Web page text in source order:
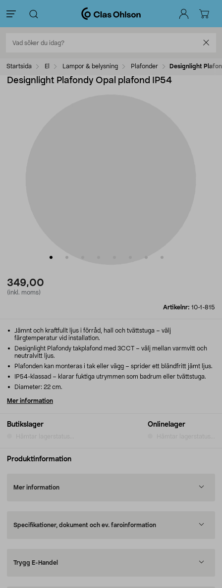
Startsida El Lampor & belysning Plafonder Designlight
Designlight Plafondy Opal plafond IP54
349,00
(inkl. moms)
Artikelnr: 10-1-815
Butikslager Onlinelager
Jämnt och kraftfullt ljus i förråd, hall och tvättstuga – välj
färgtemperatur vid installation.
Designlight Plafondy takplafond med 3CCT – välj mellan varmvitt och
neutralvitt ljus.
Plafonden kan monteras i tak eller vägg – sprider ett bländfritt jämt ljus.
IP54-klassad – klarar fuktiga utrymmen som badrum eller tvättstuga.
Diameter: 22 cm.
Mer information
Produktinformation
Mer information
Specifikationer, dokument och ev. faroinformation
Trygg E-Handel